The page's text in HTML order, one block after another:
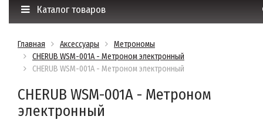
Каталог товаров
Главная Аксессуары
Метрономы
CHERUB WSM-001A - Метроном электронный
CHERUB WSM-001A - Метроном электронный
CHERUB WSM-001A - Метроном
электронный